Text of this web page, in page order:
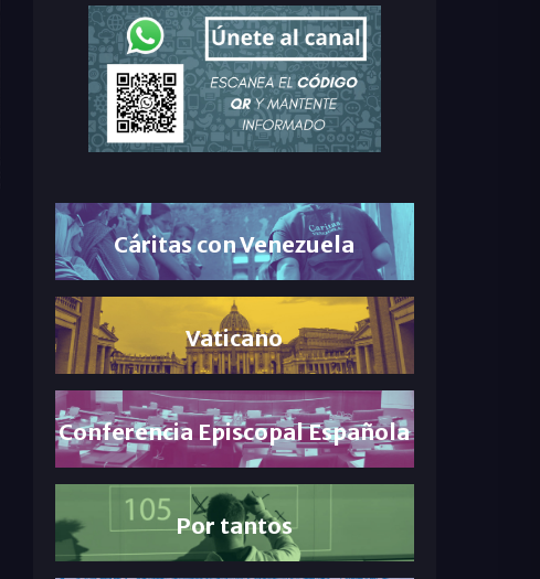
Cáritas con Venezuela
Vaticano
Conferencia Episcopal Española
Por tantos